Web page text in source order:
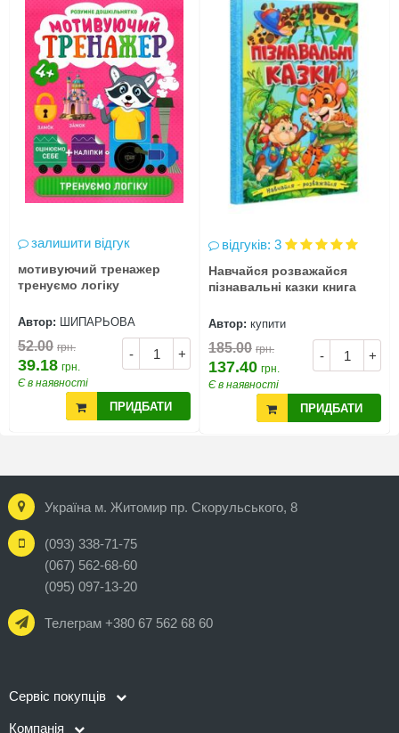
залишити відгук
мотивуючий тренажер
тренуємо логіку
Автор: ШИПАРЬОВА
- +
52.00 грн.
39.18 грн.
Є в наявності
ПРИДБАТИ
відгуків: 3
Навчайся розважайся
пізнавальні казки книга
Автор: купити
- +
185.00 грн.
137.40 грн.
Є в наявності
ПРИДБАТИ
Україна м. Житомир пр. Скорульського, 8
(093) 338-71-75
(067) 562-68-60
(095) 097-13-20
Телеграм +380 67 562 68 60
Сервіс покупців
Компанія